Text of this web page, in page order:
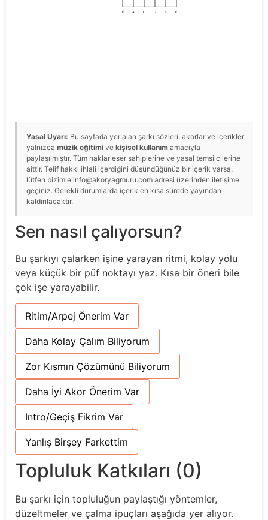
E A D G B E
Yasal Uyarı: Bu sayfada yer alan şarkı sözleri, akorlar ve içerikler
yalnızca müzik eğitimi ve kişisel kullanım amacıyla
paylaşılmıştır. Tüm haklar eser sahiplerine ve yasal temsilcilerine
aittir. Telif hakkı ihlali içerdiğini düşündüğünüz bir içerik varsa,
lütfen bizimle info@akoryagmuru.com adresi üzerinden iletişime
geçiniz. Gerekli durumlarda içerik en kısa sürede yayından
kaldırılacaktır.
Sen nasıl çalıyorsun?
Bu şarkıyı çalarken işine yarayan ritmi, kolay yolu
veya küçük bir püf noktayı yaz. Kısa bir öneri bile
çok işe yarayabilir.
Ritim/Arpej Önerim Var
Daha Kolay Çalım Biliyorum
Zor Kısmın Çözümünü Biliyorum
Daha İyi Akor Önerim Var
Intro/Geçiş Fikrim Var
Yanlış Birşey Farkettim
Topluluk Katkıları (0)
Bu şarkı için topluluğun paylaştığı yöntemler,
düzeltmeler ve çalma ipuçları aşağıda yer alıyor.